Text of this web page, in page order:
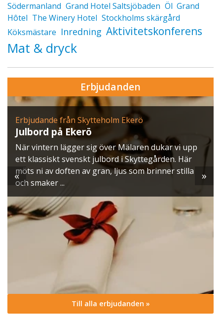
Södermanland Grand Hotel Saltsjöbaden Öl Grand
Hôtel The Winery Hotel Stockholms skärgård
Köksmästare Inredning Aktivitetskonferens
Mat & dryck
Erbjudanden
Erbjudande från Skytteholm Ekerö
Julbord på Ekerö
När vintern lägger sig över Mälaren dukar vi upp
ett klassiskt svenskt julbord i Skyttegården. Här
möts ni av doften av gran, ljus som brinner stilla
och smaker ...
« »
Till alla erbjudanden »